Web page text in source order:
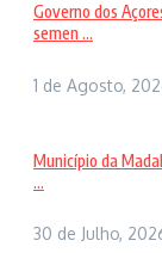
Governo dos
semen ...
1 de Agosto,
Município da
...
30 de Julho,